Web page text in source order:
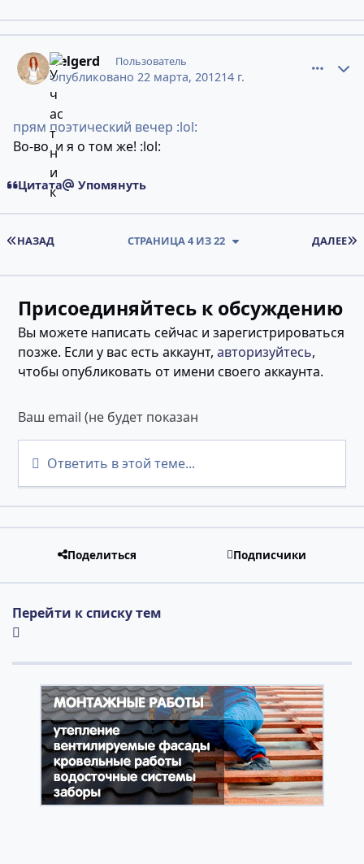
Helgerd Пользователь
Опубликовано 22 марта, 201214 г.
прям поэтический вечер :lol:
Во-во, и я о том же! :lol:
Цитата Упомянуть
ПЕРВАЯ СТРАНИЦА
НАЗАД ДАЛЕЕ
СТРАНИЦА 4 ИЗ 22
Присоединяйтесь к обсуждению
Вы можете написать сейчас и зарегистрироваться
позже. Если у вас есть аккаунт,авторизуйтесь,
чтобы опубликовать от имени своего аккаунта.
Ответить в этой теме...
Поделиться Подписчики
Перейти к списку тем